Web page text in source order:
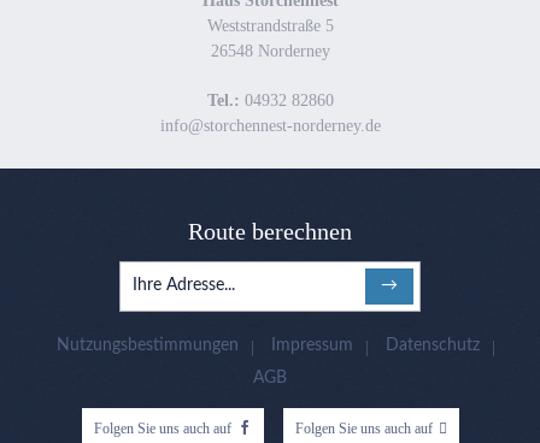
Weststrandstraße 5
26548 Norderney
Tel.: 04932 82860
info@storchennest-norderney.de
Route berechnen
Nutzungsbestimmungen Impressum
Datenschutz
AGB
Folgen Sie uns auch auf Folgen Sie uns auch auf